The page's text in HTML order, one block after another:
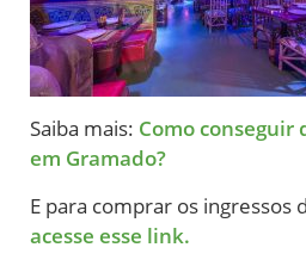
Saiba mais: Como conseguir
em Gramado?
E para comprar os ingressos
acesse esse link.